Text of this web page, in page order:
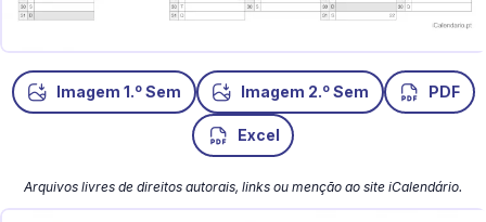
Imagem 1.o Sem Imagem 2.o Sem PDF
Excel
Arquivos livres de direitos autorais, links ou menção ao site iCalendário.